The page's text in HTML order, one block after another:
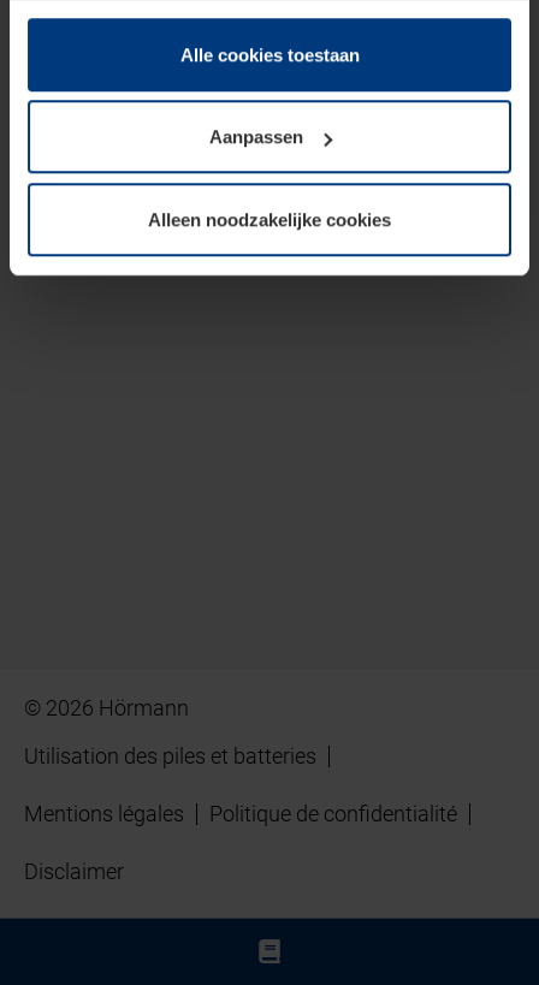
hun diensten hebben verzameld.
Juridisch hebben wij het recht om cookies op uw
van deze pagina's absoluut vereist is. Voor alle andere
soorten cookies is uw toestemming benodigd. Uw
toestemming kunt u op elk moment bij de uitleg van de
wijzigen of herroepen.
Alle cookies toestaan
Aanpassen
Alleen noodzakelijke cookies
© 2026 Hörmann
Utilisation des piles et batteries
Mentions légales Politique de confidentialité
Disclaimer